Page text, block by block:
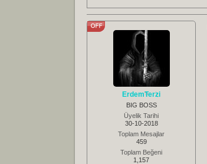
ErdemTerzi
BIG BOSS
Üyelik Tarihi
30-10-2018
Toplam Mesajlar
459
Toplam Beğeni
1,157